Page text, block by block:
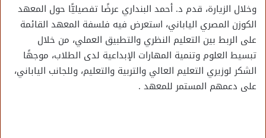
وخلال الزيارة، قدم د. أحمد البنداري عرضًا تفصيليًّا حول المعهد
الكوزن المصري الياباني، استعرض فيه فلسفة المعهد القائمة
على الربط بين التعليم النظري والتطبيق العملي، من خلال
تبسيط العلوم وتنمية المهارات الإبداعية لدى الطلاب، موجهًا
الشكر لوزيري التعليم العالي والتربية والتعليم، وللجانب الياباني،
على دعمهم المستمر للمعهد .